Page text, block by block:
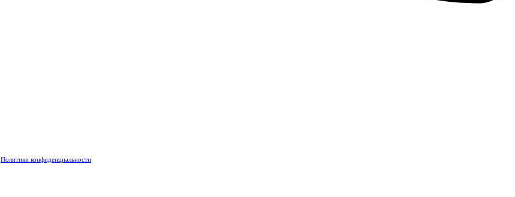
Политики конфиденциальности